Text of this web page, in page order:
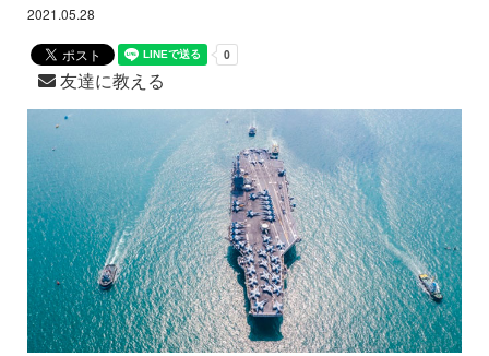
2021.05.28
友達に教える